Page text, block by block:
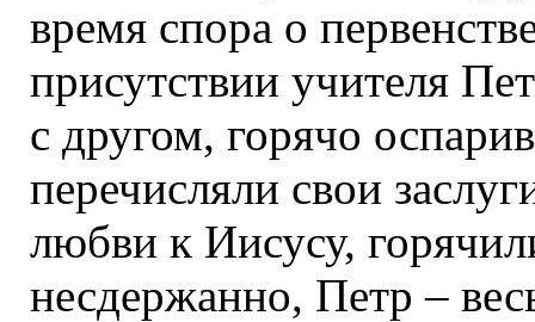
время спора о
присутствии учителя
с другом, горячо
перечисляли свои
любви к Иисусу,
несдержанно, Петр –